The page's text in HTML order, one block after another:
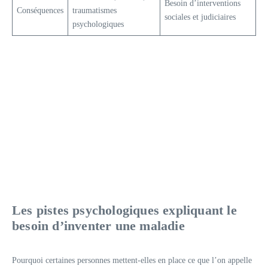
Conséquences
traumatismes
psychologiques
Besoin d’interventions
sociales et judiciaires
Les pistes psychologiques expliquant le
besoin d’inventer une maladie
Pourquoi certaines personnes mettent-elles en place ce que l’on appelle